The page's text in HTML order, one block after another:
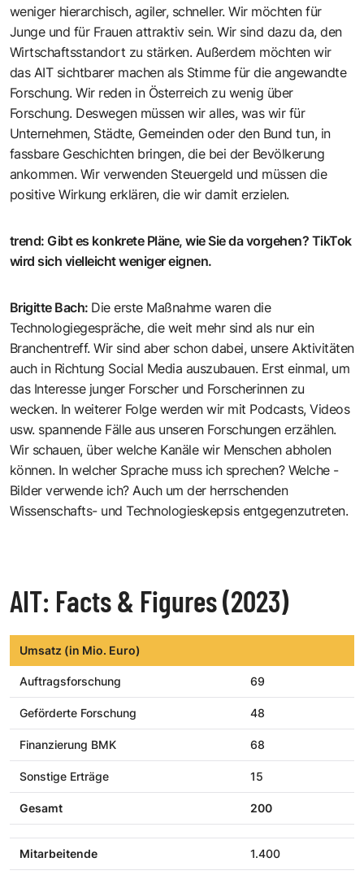
weniger hierarchisch, agiler, schneller. Wir möchten für
Junge und für Frauen attraktiv sein. Wir sind dazu da, den
Wirtschaftsstandort zu stärken. Außerdem möchten wir
das AIT sichtbarer machen als Stimme für die angewandte
Forschung. Wir reden in Österreich zu wenig über
Forschung. Deswegen müssen wir alles, was wir für
Unternehmen, Städte, Gemeinden oder den Bund tun, in
fassbare Geschichten bringen, die bei der Bevölkerung
ankommen. Wir verwenden Steuergeld und müssen die
positive Wirkung erklären, die wir damit erzielen.
trend:Gibt es konkrete Pläne, wie Sie da vorgehen? TikTok
wird sich vielleicht weniger eignen.
Brigitte Bach: Die erste Maßnahme waren die
Technologiegespräche, die weit mehr sind als nur ein
Branchentreff. Wir sind aber schon dabei, unsere Aktivitäten
auch in Richtung Social Media auszubauen. Erst einmal, um
das Interesse junger Forscher und Forscherinnen zu
wecken. In weiterer Folge werden wir mit Podcasts, Videos
usw. spannende Fälle aus unseren Forschungen erzählen.
Wir schauen, über welche Kanäle wir Menschen abholen
können. In welcher Sprache muss ich sprechen? Welche ­
Bilder verwende ich? Auch um der herrschenden
Wissenschafts- und Technologieskepsis entgegenzutreten.
AIT: Facts & Figures (2023)
Umsatz (in Mio. Euro)
Auftragsforschung 69
Geförderte Forschung 48
Finanzierung BMK 68
Sonstige Erträge 15
Gesamt 200
Mitarbeitende 1.400